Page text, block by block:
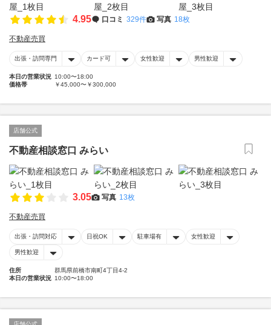
4.95 口コミ 329件 写真 18枚
不動産売買
出張・訪問専門 カード可 女性歓迎 男性歓迎
本日の営業状況 10:00〜18:00
価格帯
￥45,000〜￥300,000
店舗公式
不動産相談窓口 みらい
3.05 写真 13枚
不動産売買
出張・訪問対応 日祝OK 駐車場有 女性歓迎
男性歓迎
住所
群馬県前橋市南町4丁目4-2
本日の営業状況 10:00〜18:00